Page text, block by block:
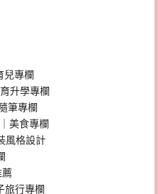
兒專欄
升學專欄
筆專欄
美食專欄
風格設計
薦
旅行專欄